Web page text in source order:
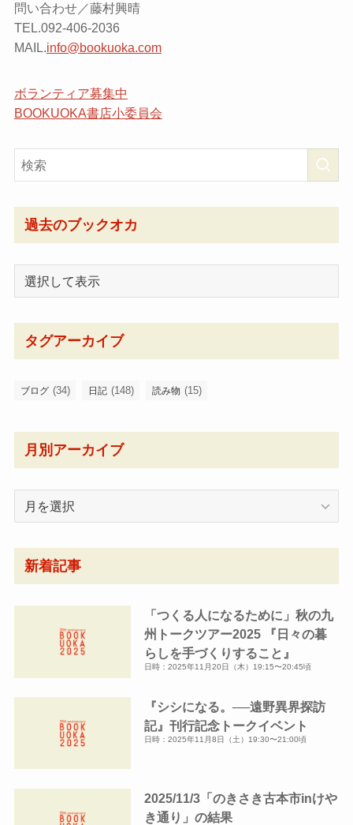
問い合わせ／藤村興晴
TEL.092-406-2036
MAIL.info@bookuoka.com
ボランティア募集中
BOOKUOKA書店小委員会
過去のブックオカ
タグアーカイブ
ブログ (34) 日記 (148) 読み物 (15)
月別アーカイブ
ー
カ
新着記事
「つくる人になるために」秋の九
州トークツアー2025 『日々の暮
らしを手づくりすること』
日時：2025年11月20日（木）19:15〜20:45頃
『シシになる。──遠野異界探訪
記』刊行記念トークイベント
日時：2025年11月8日（土）19:30〜21:00頃
2025/11/3「のきさき古本市inけや
き通り」の結果